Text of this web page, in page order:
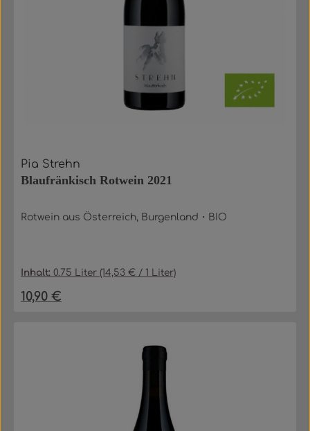
Pia Strehn
Blaufränkisch Rotwein 2021
Rotwein aus Österreich, Burgenland・BIO
Inhalt:0.75 Liter (14,53 € / 1 Liter)
Regulärer Preis:
10,90 €